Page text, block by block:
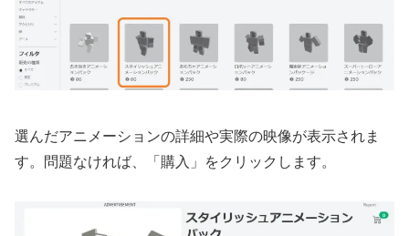
選んだアニメーションの詳細や実際の映像が表示されま
す。問題なければ、「購入」をクリックします。